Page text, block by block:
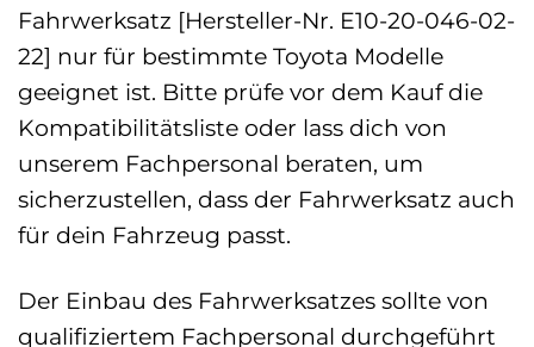
Fahrwerksatz [Hersteller-Nr. E10-20-046-02-
22] nur für bestimmte Toyota Modelle
geeignet ist. Bitte prüfe vor dem Kauf die
Kompatibilitätsliste oder lass dich von
unserem Fachpersonal beraten, um
sicherzustellen, dass der Fahrwerksatz auch
für dein Fahrzeug passt.
Der Einbau des Fahrwerksatzes sollte von
qualifiziertem Fachpersonal durchgeführt